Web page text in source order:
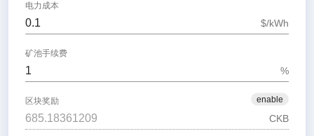
电力成本
$/kWh
矿池手续费
%
enable
区块奖励
CKB